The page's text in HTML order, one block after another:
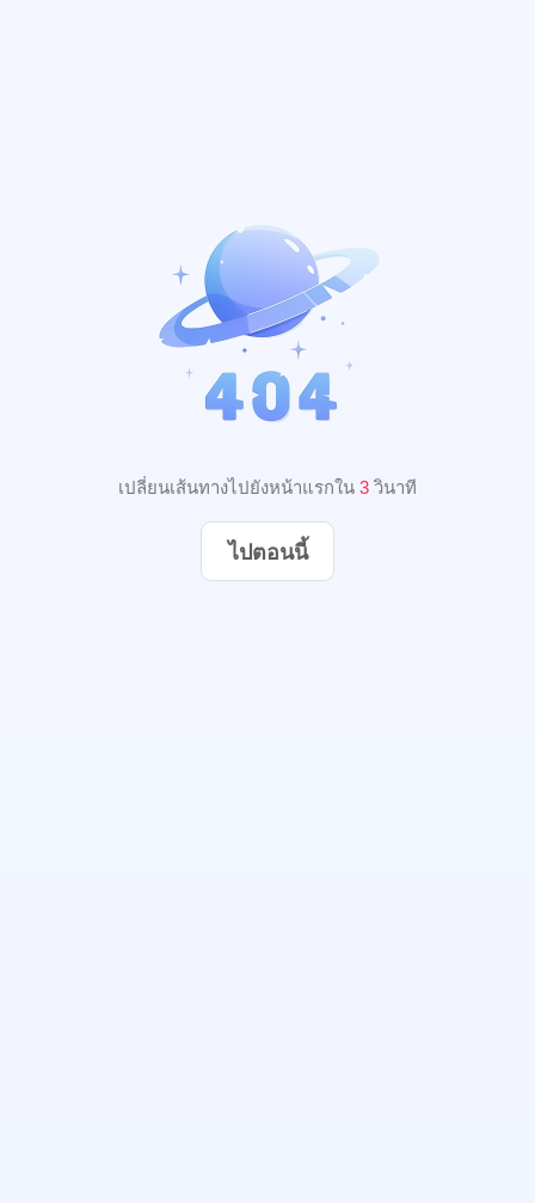
เปลี่ยนเส้นทางไปยังหน้าแรกใน 2 วินาที
ไปตอนนี้